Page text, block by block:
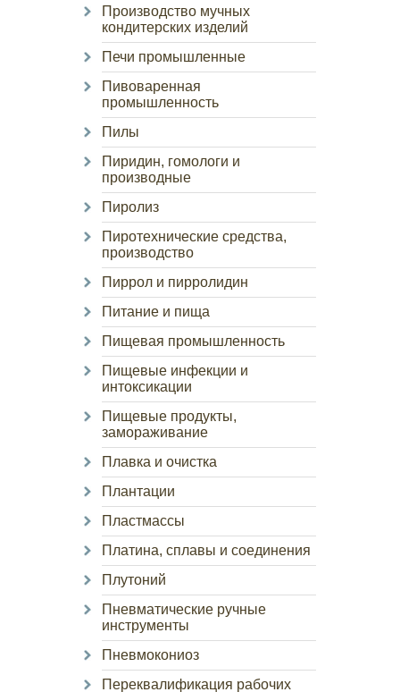
Производство мучных
кондитерских изделий
Печи промышленные
Пивоваренная
промышленность
Пилы
Пиридин, гомологи и
производные
Пиролиз
Пиротехнические средства,
производство
Пиррол и пирролидин
Питание и пища
Пищевая промышленность
Пищевые инфекции и
интоксикации
Пищевые продукты,
замораживание
Плавка и очистка
Плантации
Пластмассы
Платина, сплавы и соединения
Плутоний
Пневматические ручные
инструменты
Пневмокониоз
Переквалификация рабочих